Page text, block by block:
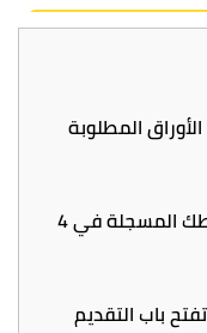
تعرف على الأوراق المطلوبة
قبل ما تقع في مشكلة.. راجع خطوطك المسجلة في 4
باب التقديم